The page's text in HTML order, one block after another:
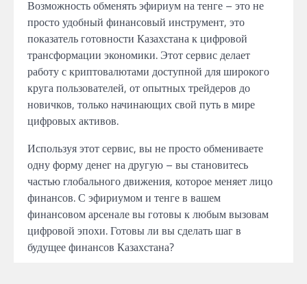
Возможность обменять эфириум на тенге – это не
просто удобный финансовый инструмент, это
показатель готовности Казахстана к цифровой
трансформации экономики. Этот сервис делает
работу с криптовалютами доступной для широкого
круга пользователей, от опытных трейдеров до
новичков, только начинающих свой путь в мире
цифровых активов.
Используя этот сервис, вы не просто обмениваете
одну форму денег на другую – вы становитесь
частью глобального движения, которое меняет лицо
финансов. С эфириумом и тенге в вашем
финансовом арсенале вы готовы к любым вызовам
цифровой эпохи. Готовы ли вы сделать шаг в
будущее финансов Казахстана?